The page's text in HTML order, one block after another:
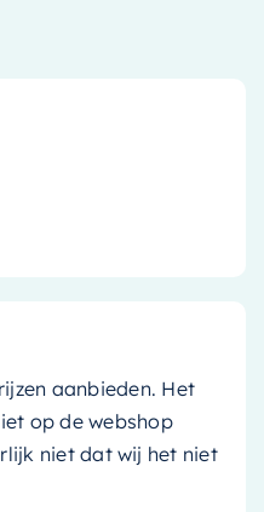
Taupe - 1240285 aantal
aanbieden. Het
op de webshop
niet dat wij het niet